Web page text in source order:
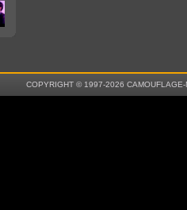
COPYRIGHT © 1997-2026 CAMOUFLAGE-